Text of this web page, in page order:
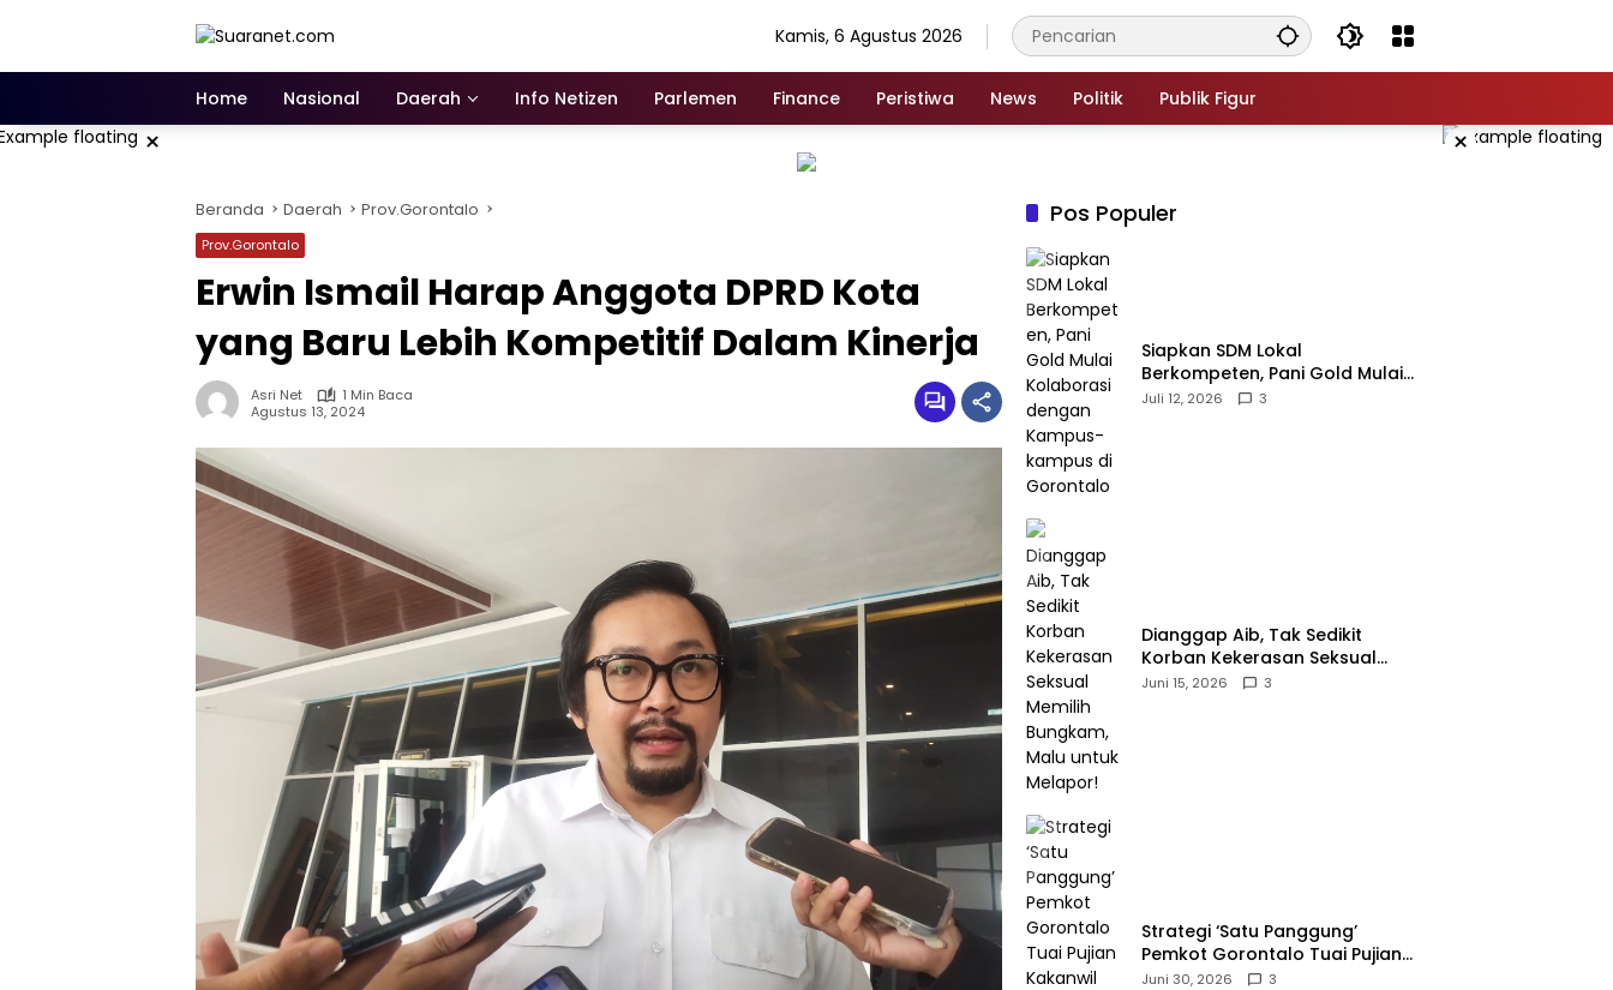
Kamis, 6 Agustus 2026
Home Nasional Daerah Info Netizen Parlemen Finance Peristiwa News Politik Publik Figur
× ×
Beranda Daerah Prov.Gorontalo
Prov.Gorontalo
Erwin Ismail Harap Anggota DPRD Kota
yang Baru Lebih Kompetitif Dalam Kinerja
Asri Net
1 Min Baca
Agustus 13, 2024
Pos Populer
‎Siapkan SDM Lokal
Berkompeten, Pani Gold Mulai
Kolaborasi dengan Kampus-
Juli 12, 2026 3
‎Dianggap Aib, Tak Sedikit
Korban Kekerasan Seksual
Memilih Bungkam, Malu untuk
Juni 15, 2026 3
Strategi ‘Satu Panggung’
Pemkot Gorontalo Tuai Pujian
Kakanwil BPJS
Juni 30, 2026 3